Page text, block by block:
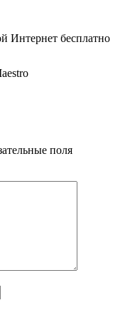
Интернет бесплатно
поля